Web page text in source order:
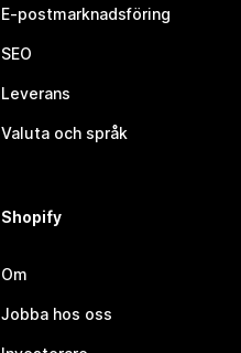
E-postmarknadsföring
SEO
Leverans
Valuta och språk
Shopify
Om
Jobba hos oss